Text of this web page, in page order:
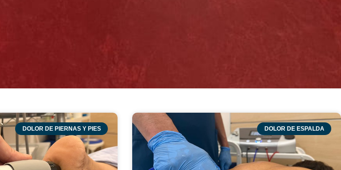
DOLOR DE PIERNAS Y PIES DOLOR DE ESPALDA